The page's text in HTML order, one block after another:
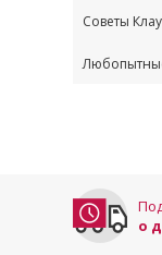
Советы
о